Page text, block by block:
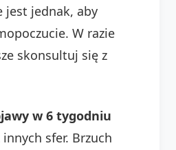
jest jednak, aby
W razie
skonsultuj się z
w 6 tygodniu
sfer. Brzuch